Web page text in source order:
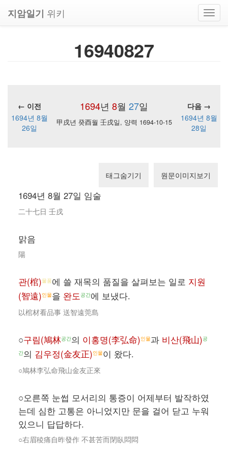
지암일기 위키
16940827
1694년 8월 27일
← 이전
다음 →
1694년 8월
26일
甲戌년 癸酉월 壬戌일, 양력 1694-10-15
1694년 8월
28일
태그숨기기 원문이미지보기
1694년 8월 27일 임술
二十七日 壬戌
맑음
陽
관(棺)물품에 쓸 재목의 품질을 살펴보는 일로 지원
(智遠)인물을 완도공간에 보냈다.
以棺材看品事 送智遠莞島
○구림(鳩林공간의 이홍명(李弘命)인물과 비산(飛山)공
간의 김우정(金友正)인물이 왔다.
○鳩林李弘命飛山金友正來
○오른쪽 눈썹 모서리의 통증이 어제부터 발작하였
는데 심한 고통은 아니었지만 문을 걸어 닫고 누워
있으니 답답하다.
○右眉稜痛自昨發作 不甚苦而閉臥悶悶